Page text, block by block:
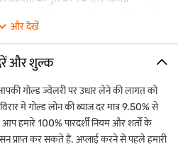
प्रोडक्ट बनाते हैं. अगर आप फंड का तेज़
लोन आसान समाधान प्रदान करता है. हमारा
गए और आकस्मिक खर्चों को बहुत आसानी से
लाभ मिलते हैं:
के साथ, आप अपने लोन के एक हिस्से का
अवधि समाप्त होने से पहले अपनी गोल्ड
सकते हैं.
और देखें
दरें और शुल्क
गोल्ड ज्वेलरी पर उधार लेने की लागत को
में गोल्ड लोन की ब्याज दर मात्र 9.50% से
हमारे 100% पारदर्शी नियम और शर्तों के
प्राप्त कर सकते हैं. अप्लाई करने से पहले हमारी